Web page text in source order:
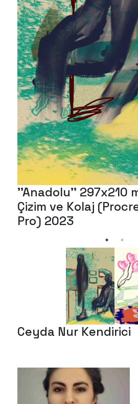
''Anadolu'' 297x210
Çizim ve Kolaj
Pro) 2023
Ceyda Nur Kendirici